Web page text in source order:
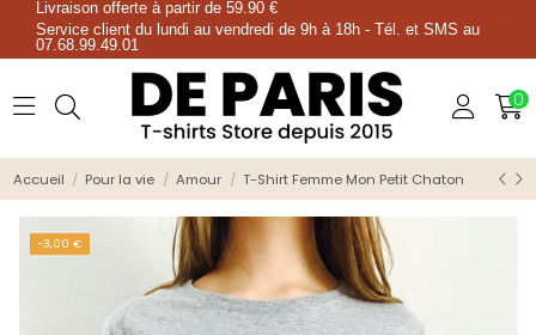
Livraison offerte à partir de 59.90 €
Service client du lundi au vendredi de 9h à 18h - Tél. et SMS au
07.68.99.49.01
0
Accueil Pour la vie Amour T-Shirt Femme Mon Petit Chaton
-3,00 €